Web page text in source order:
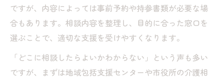
ですが、内容によっては事前予約や持参書類が必要な場
合もあります。相談内容を整理し、目的に合った窓口を
選ぶことで、適切な支援を受けやすくなります。
「どこに相談したらよいかわからない」という声も多い
ですが、まずは地域包括支援センターや市役所の介護相